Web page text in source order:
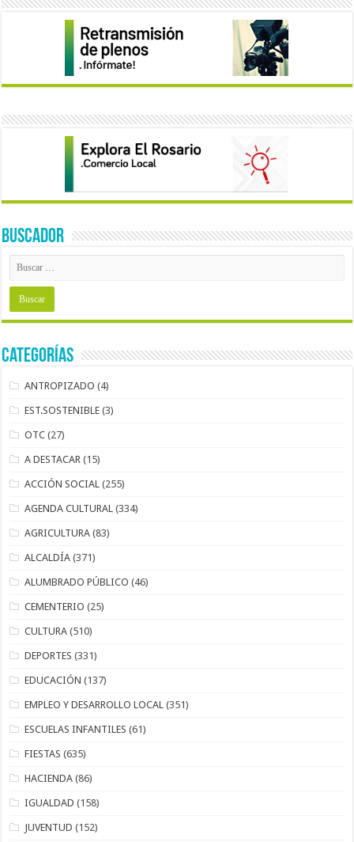
BUSCADOR
Categorías
ANTROPIZADO (4)
EST.SOSTENIBLE (3)
OTC (27)
A DESTACAR (15)
ACCIÓN SOCIAL (255)
AGENDA CULTURAL (334)
AGRICULTURA (83)
ALCALDÍA (371)
ALUMBRADO PÚBLICO (46)
CEMENTERIO (25)
CULTURA (510)
DEPORTES (331)
EDUCACIÓN (137)
EMPLEO Y DESARROLLO LOCAL (351)
ESCUELAS INFANTILES (61)
FIESTAS (635)
HACIENDA (86)
IGUALDAD (158)
JUVENTUD (152)